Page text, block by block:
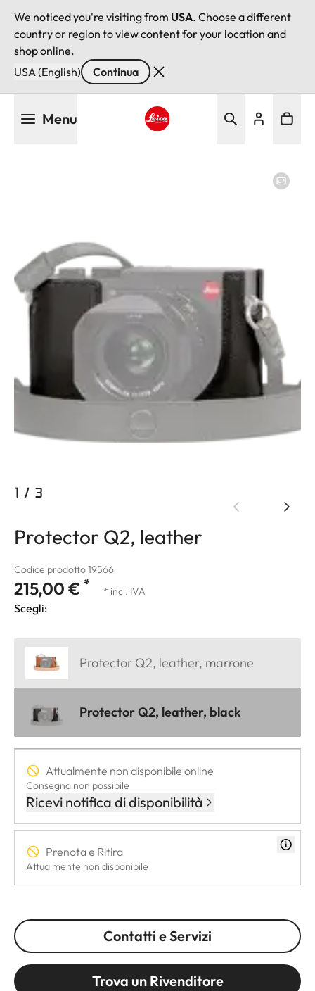
We noticed you're visiting from USA. Choose a different
country or region to view content for your location and
shop online.
USA (English)
Continua
Menu
1 / 3
Protector Q2, leather
Codice prodotto 19566
215,00 € * * incl. IVA
Scegli:
Protector Q2, leather, marrone
Protector Q2, leather, black
Attualmente non disponibile online
Consegna non possibile
Ricevi notifica di disponibilità
Prenota e Ritira
Attualmente non disponibile
Contatti e Servizi
Trova un Rivenditore